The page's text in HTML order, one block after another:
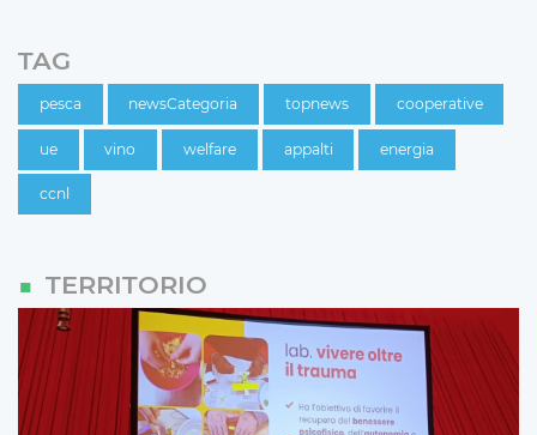
TAG
pesca newsCategoria topnews cooperative
ue vino welfare appalti energia
ccnl
TERRITORIO